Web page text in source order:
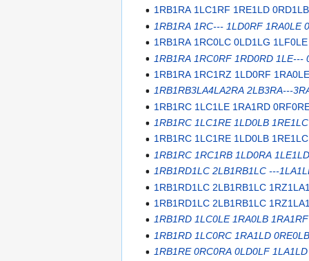
1RB1RA 1LC1RF 1RE1LD
1RB1RA 1RC--- 1LD0RF 1RA0LE
1RB1RA 1RC0LC 0LD1LG
1RB1RA 1RC0RF 1RD0RD 1LE---
1RB1RA 1RC1RZ 1LD0RF
1RB1RB3LA4LA2RA 2LB3RA---
1RB1RC 1LC1LE 1RA1RD
1RB1RC 1LC1RE 1LD0LB
1RB1RC 1LC1RE 1LD0LB
1RB1RC 1RC1RB 1LD0RA
1RB1RD1LC 2LB1RB1LC ---
1RB1RD1LC 2LB1RB1LC
1RB1RD1LC 2LB1RB1LC
1RB1RD 1LC0LE 1RA0LB
1RB1RD 1LC0RC 1RA1LD
1RB1RE 0RC0RA 0LD0LF